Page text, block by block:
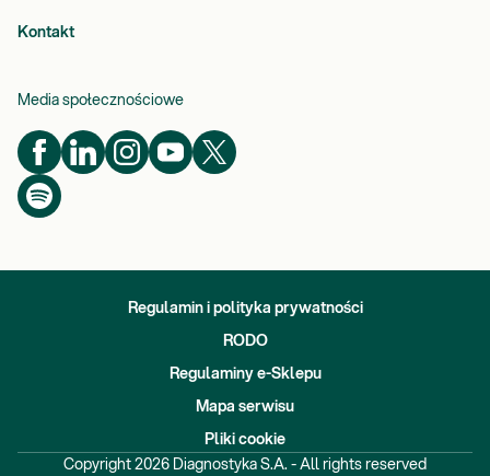
Kontakt
Media społecznościowe
Regulamin i polityka prywatności
RODO
Regulaminy e-Sklepu
Mapa serwisu
Pliki cookie
Copyright 2026 Diagnostyka S.A. - All rights reserved